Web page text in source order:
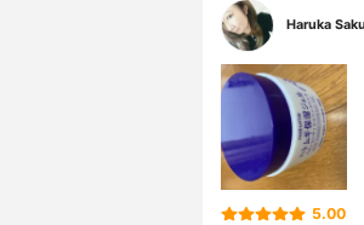
Haruka
5.00